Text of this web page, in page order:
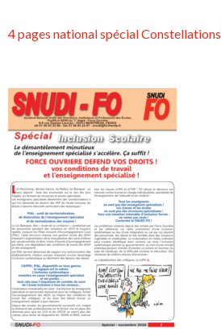
4 pages national spécial Constellations